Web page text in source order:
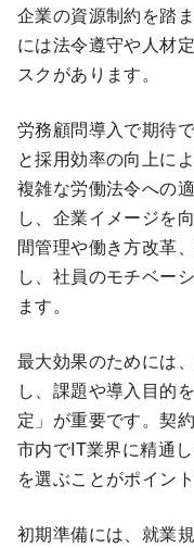
企業の資源制約を踏
には法令遵守や人材
スクがあります。
労務顧問導入で期待
と採用効率の向上に
複雑な労働法令への
し、企業イメージを
間管理や働き方改革
し、社員のモチベー
ます。
最大効果のためには
し、課題や導入目的
定」が重要です。契
市内でIT業界に精通
を選ぶことがポイント
初期準備には、就業